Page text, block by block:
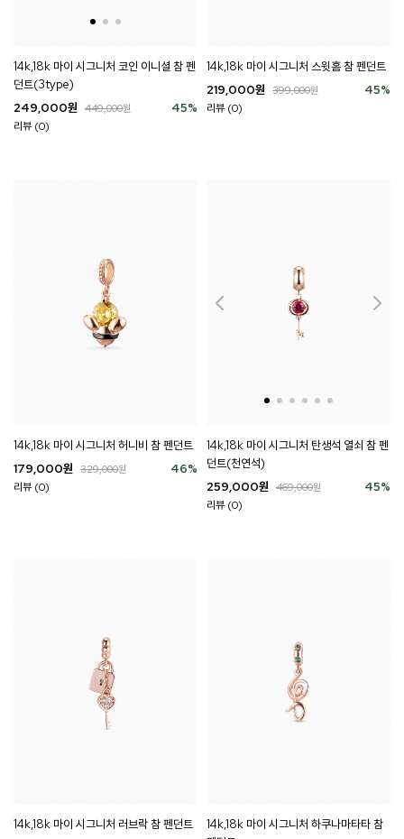
14k,18k 마이 시그니처 코인 이니셜 참 펜
던트(3type)
45%
249,000원 449,000원
리뷰 (0)
14k,18k 마이 시그니처 스윗홈 참 펜던트
45%
219,000원 399,000원
리뷰 (0)
14k,18k 마이 시그니처 허니비 참 펜던트
46%
179,000원 329,000원
리뷰 (0)
14k,18k 마이 시그니처 탄생석 열쇠 참 펜
던트(천연석)
45%
259,000원 469,000원
리뷰 (0)
14k,18k 마이 시그니처 러브락 참 펜던트
14k,18k 마이 시그니처 하쿠나마타타 참